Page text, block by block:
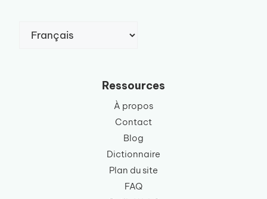
une
Ressources
À propos
Contact
Blog
Dictionnaire
Plan du site
FAQ